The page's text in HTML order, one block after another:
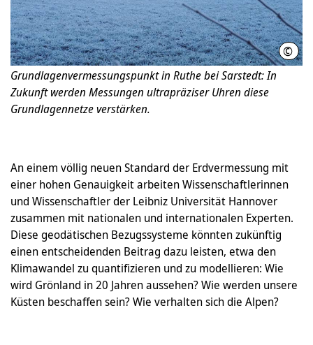
©
Grundlagenvermessungspunkt in Ruthe bei Sarstedt: In
Zukunft werden Messungen ultrapräziser Uhren diese
Grundlagennetze verstärken.
An einem völlig neuen Standard der Erdvermessung mit
einer hohen Genauigkeit arbeiten Wissenschaftlerinnen
und Wissenschaftler der Leibniz Universität Hannover
zusammen mit nationalen und internationalen Experten.
Diese geodätischen Bezugssysteme könnten zukünftig
einen entscheidenden Beitrag dazu leisten, etwa den
Klimawandel zu quantifizieren und zu modellieren: Wie
wird Grönland in 20 Jahren aussehen? Wie werden unsere
Küsten beschaffen sein? Wie verhalten sich die Alpen?